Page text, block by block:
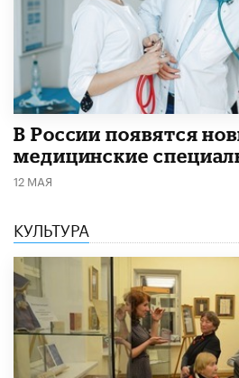
В России появятся
медицинские
12 МАЯ
КУЛЬТУРА